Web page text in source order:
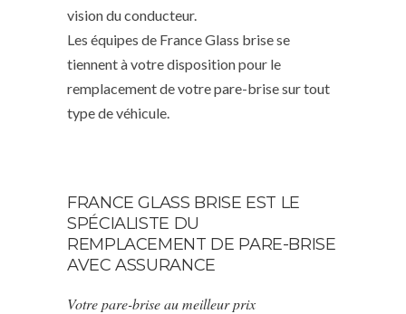
vision du conducteur.
Les équipes de France Glass brise se
tiennent à votre disposition pour le
remplacement de votre pare-brise sur tout
type de véhicule.
FRANCE GLASS BRISE EST LE
SPÉCIALISTE DU
REMPLACEMENT DE PARE-BRISE
AVEC ASSURANCE
Votre pare-brise au meilleur prix